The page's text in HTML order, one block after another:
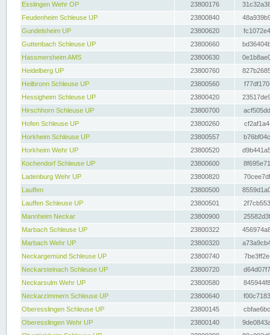
Esslingen Wehr OP
23800176
Feudenheim Schleuse UP
23800840
Gundelsheim UP
23800620
Guttenbach Schleuse UP
23800660
Hassmersheim AMS
23800630
Heidelberg UP
23800760
Heilbronn Schleuse UP
23800560
Hessigheim Schleuse UP
23800420
Hirschhorn Schleuse UP
23800700
Hofen Schleuse UP
23800260
Horkheim Schleuse UP
23800557
Horkheim Wehr UP
23800520
Kochendorf Schleuse UP
23800600
Ladenburg Wehr UP
23800820
Lauffen
23800500
Lauffen Schleuse UP
23800501
Mannheim Neckar
23800900
Marbach Schleuse UP
23800322
Marbach Wehr UP
23800320
Neckargemünd Schleuse UP
23800740
Neckarsteinach Schleuse UP
23800720
Neckarsulm Wehr UP
23800580
Neckarzimmern Schleuse UP
23800640
Oberesslingen Schleuse UP
23800145
Oberesslingen Wehr UP
23800140